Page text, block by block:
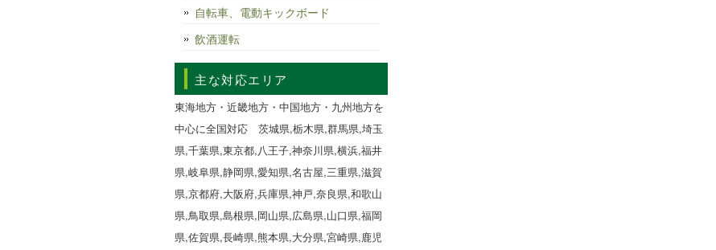
自転車、電動キックボード
飲酒運転
主な対応エリア
東海地方・近畿地方・中国地方・九州地方を
中心に全国対応 茨城県,栃木県,群馬県,埼玉
県,千葉県,東京都,八王子,神奈川県,横浜,福井
県,岐阜県,静岡県,愛知県,名古屋,三重県,滋賀
県,京都府,大阪府,兵庫県,神戸,奈良県,和歌山
県,鳥取県,島根県,岡山県,広島県,山口県,福岡
県,佐賀県,長崎県,熊本県,大分県,宮崎県,鹿児